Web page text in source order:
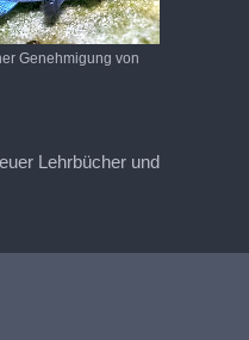
Genehmigung von
Lehrbücher und